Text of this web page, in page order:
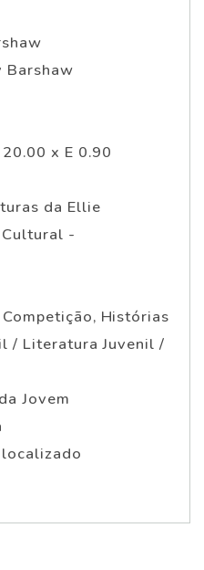
Barshaw
x E 0.90
da Ellie
-
Histórias
/ Literatura Juvenil /
Jovem